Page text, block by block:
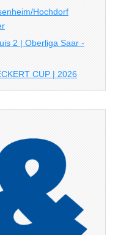
Hochdorf
2 | Oberliga Saar -
CUP | 2026